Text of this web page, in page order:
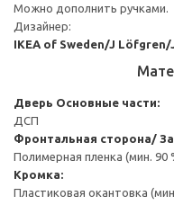
Можно дополнить ручками.
Дизайнер:
IKEA of Sweden/J
Дверь Основные части:
ДСП
Фронтальная сторона/
Полимерная пленка (мин. 90
Кромка:
Пластиковая окантовка